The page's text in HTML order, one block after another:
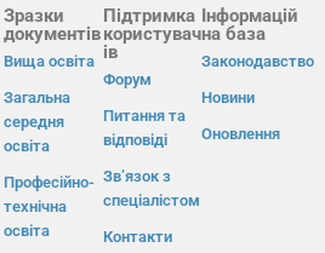
Зразки
документів
Вища освіта
Загальна
середня
освіта
Професійно-
технічна
освіта
Підтримка
користувач
ів
Форум
Питання та
відповіді
Зв’язок з
спеціалістом
Контакти
Інформацій
на база
Законодавство
Новини
Оновлення